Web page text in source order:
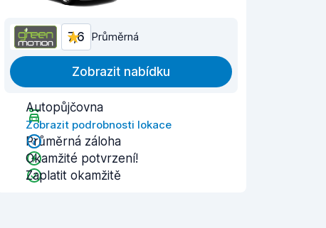
7,6 Průměrná
Zobrazit nabídku
Autopůjčovna
Zobrazit podrobnosti lokace
Průměrná záloha
Okamžité potvrzení!
Zaplatit okamžitě